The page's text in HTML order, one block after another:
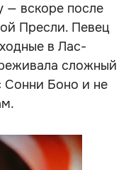
— вскоре после
Пресли. Певец
в Лас-
сложный
Сонни Боно и не